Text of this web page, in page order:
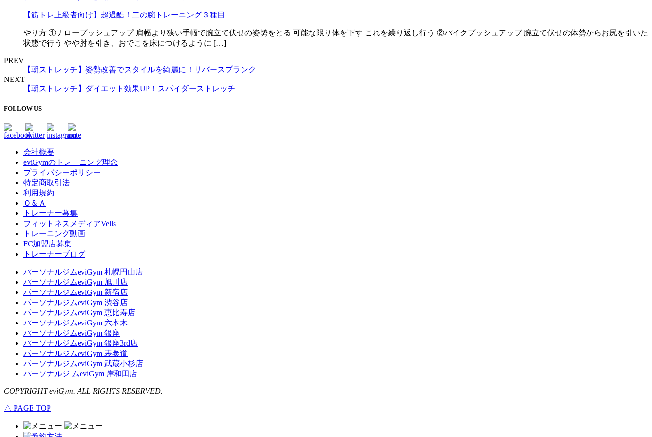
【筋トレ上級者向け】超過酷！二の腕トレーニング３種目
やり方 ①ナロープッシュアップ 肩幅より狭い手幅で腕立て伏せの姿勢をとる 可能な限り体を下す これを繰り返し行う ②パイクプッシュアップ 腕立て伏せの体勢からお尻を引いた
状態で行う やや肘を引き、おでこを床につけるように […]
PREV
【朝ストレッチ】姿勢改善でスタイルを綺麗に！リバースプランク
NEXT
【朝ストレッチ】ダイエット効果UP！スパイダーストレッチ
FOLLOW US
会社概要
eviGymのトレーニング理念
プライバシーポリシー
特定商取引法
利用規約
Ｑ＆Ａ
トレーナー募集
フィットネスメディアVells
トレーニング動画
FC加盟店募集
トレーナーブログ
パーソナルジムeviGym 札幌円山店
パーソナルジムeviGym 旭川店
パーソナルジムeviGym 新宿店
パーソナルジムeviGym 渋谷店
パーソナルジムeviGym 恵比寿店
パーソナルジムeviGym 六本木
パーソナルジムeviGym 銀座
パーソナルジムeviGym 銀座3rd店
パーソナルジムeviGym 表参道
パーソナルジムeviGym 武蔵小杉店
パーソナルジ ムeviGym 岸和田店
COPYRIGHT eviGym. ALL RIGHTS RESERVED.
△ PAGE TOP